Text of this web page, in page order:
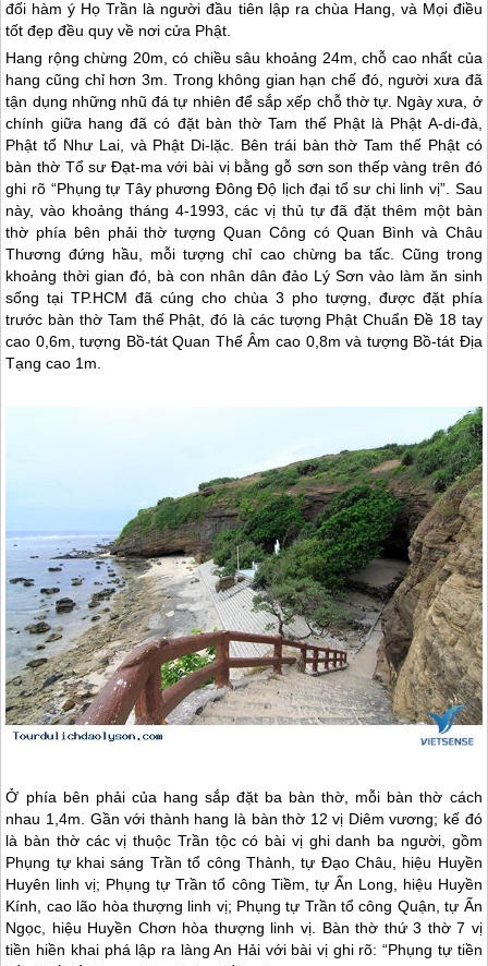
đối hàm ý Họ Trần là người đầu tiên lập ra chùa Hang, và Mọi điều
tốt đẹp đều quy về nơi cửa Phật.
Hang rộng chừng 20m, có chiều sâu khoảng 24m, chỗ cao nhất của
hang cũng chỉ hơn 3m. Trong không gian hạn chế đó, người xưa đã
tận dụng những nhũ đá tự nhiên để sắp xếp chỗ thờ tự. Ngày xưa, ở
chính giữa hang đã có đặt bàn thờ Tam thế Phật là Phật A-di-đà,
Phật tổ Như Lai, và Phật Di-lặc. Bên trái bàn thờ Tam thế Phật có
bàn thờ Tổ sư Đạt-ma với bài vị bằng gỗ sơn son thếp vàng trên đó
ghi rõ “Phụng tự Tây phương Đông Độ lịch đại tổ sư chi linh vị”. Sau
này, vào khoảng tháng 4-1993, các vị thủ tự đã đặt thêm một bàn
thờ phía bên phải thờ tượng Quan Công có Quan Bình và Châu
Thương đứng hầu, mỗi tượng chỉ cao chừng ba tấc. Cũng trong
khoảng thời gian đó, bà con nhân dânđảo Lý Sơn vào làm ăn sinh
sống tại TP.HCM đã cúng cho chùa 3 pho tượng, được đặt phía
trước bàn thờ Tam thế Phật, đó là các tượng Phật Chuẩn Đề 18 tay
cao 0,6m, tượng Bồ-tát Quan Thế Âm cao 0,8m và tượng Bồ-tát Địa
Tạng cao 1m.
Ở phía bên phải của hang sắp đặt ba bàn thờ, mỗi bàn thờ cách
nhau 1,4m. Gần với thành hang là bàn thờ 12 vị Diêm vương; kế đó
là bàn thờ các vị thuộc Trần tộc có bài vị ghi danh ba người, gồm
Phụng tự khai sáng Trần tổ công Thành, tự Đạo Châu, hiệu Huyền
Huyên linh vị; Phụng tự Trần tổ công Tiềm, tự Ấn Long, hiệu Huyền
Kính, cao lão hòa thượng linh vị; Phụng tự Trần tổ công Quận, tự Ấn
Ngọc, hiệu Huyền Chơn hòa thượng linh vị. Bàn thờ thứ 3 thờ 7 vị
tiền hiền khai phá lập ra làng An Hải với bài vị ghi rõ: “Phụng tự tiền